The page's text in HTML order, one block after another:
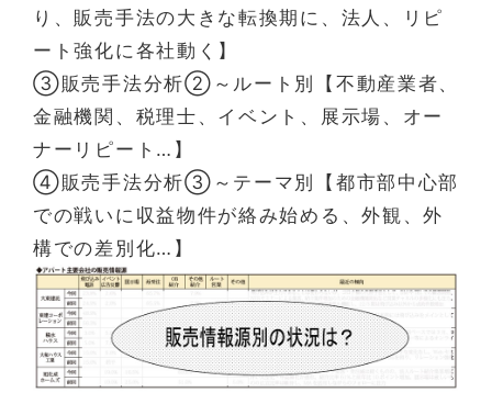
り、販売手法の大きな転換期に、法人、リピ
ート強化に各社動く】
③販売手法分析②～ルート別【不動産業者、
金融機関、税理士、イベント、展示場、オー
ナーリピート…】
④販売手法分析③～テーマ別【都市部中心部
での戦いに収益物件が絡み始める、外観、外
構での差別化…】